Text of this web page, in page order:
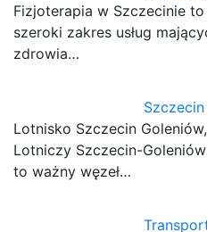
Fizjoterapia w Szczecinie
szeroki zakres usług
zdrowia…
Lotnisko Szczecin
Lotniczy Szczecin-Goleniów
to ważny węzeł…